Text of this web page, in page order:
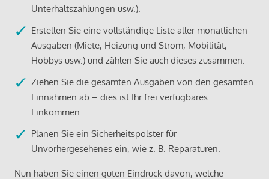
Unterhaltszahlungen usw.).
Erstellen Sie eine vollständige Liste aller monatlichen
Ausgaben (Miete, Heizung und Strom, Mobilität,
Hobbys usw.) und zählen Sie auch dieses zusammen.
Ziehen Sie die gesamten Ausgaben von den gesamten
Einnahmen ab – dies ist Ihr frei verfügbares
Einkommen.
Planen Sie ein Sicherheitspolster für
Unvorhergesehenes ein, wie z. B. Reparaturen.
Nun haben Sie einen guten Eindruck davon, welche